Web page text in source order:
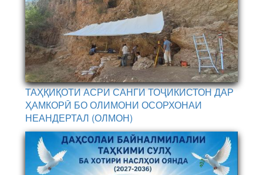
ТАҲҚИҚОТИ АСРИ САНГИ ТОҶИКИСТОН ДАР
ҲАМКОРӢ БО ОЛИМОНИ ОСОРХОНАИ
НЕАНДЕРТАЛ (ОЛМОН)